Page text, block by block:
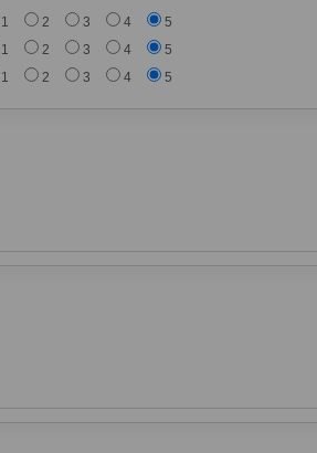
1 2 3 4 5
1 2 3 4 5
1 2 3 4 5